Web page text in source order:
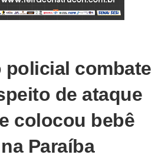
policial combate
de ataque
colocou bebê
Paraíba